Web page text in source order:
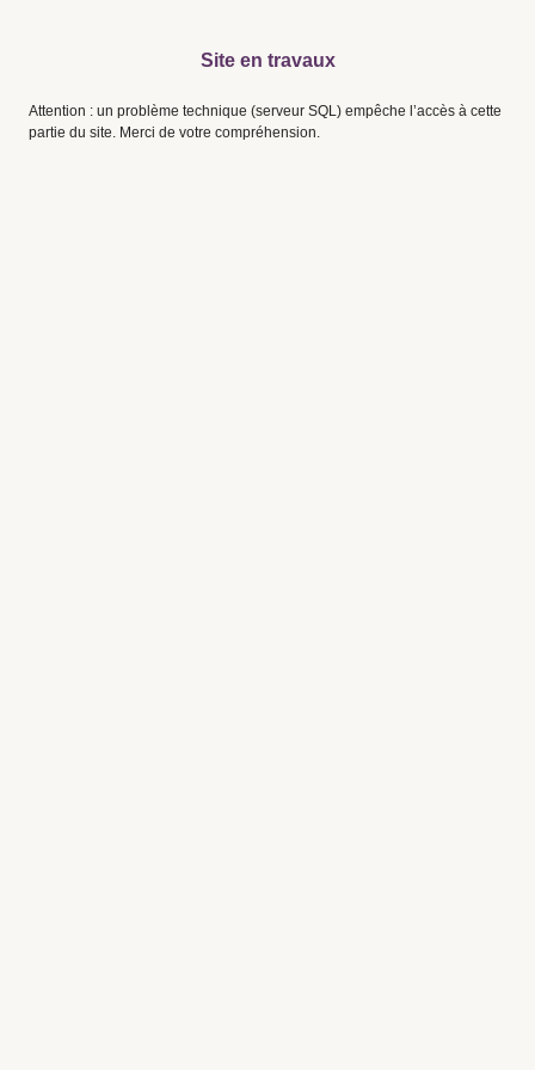
Site en travaux
Attention : un problème technique (serveur SQL) empêche l’accès à cette
partie du site. Merci de votre compréhension.